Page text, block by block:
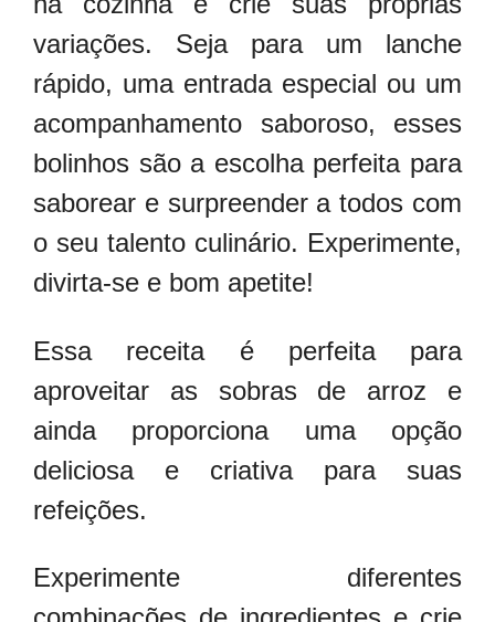
variações. Seja para um lanche
rápido, uma entrada especial ou um
acompanhamento saboroso, esses
bolinhos são a escolha perfeita para
saborear e surpreender a todos com
o seu talento culinário. Experimente,
divirta-se e bom apetite!
Essa receita é perfeita para
aproveitar as sobras de arroz e
ainda proporciona uma opção
deliciosa e criativa para suas
refeições.
Experimente diferentes